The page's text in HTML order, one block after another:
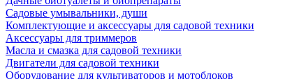
Садовые умывальники, души
Комплектующие и аксессуары для садовой техники
Аксессуары для триммеров
Масла и смазка для садовой техники
Двигатели для садовой техники
Оборудование для культиваторов и мотоблоков